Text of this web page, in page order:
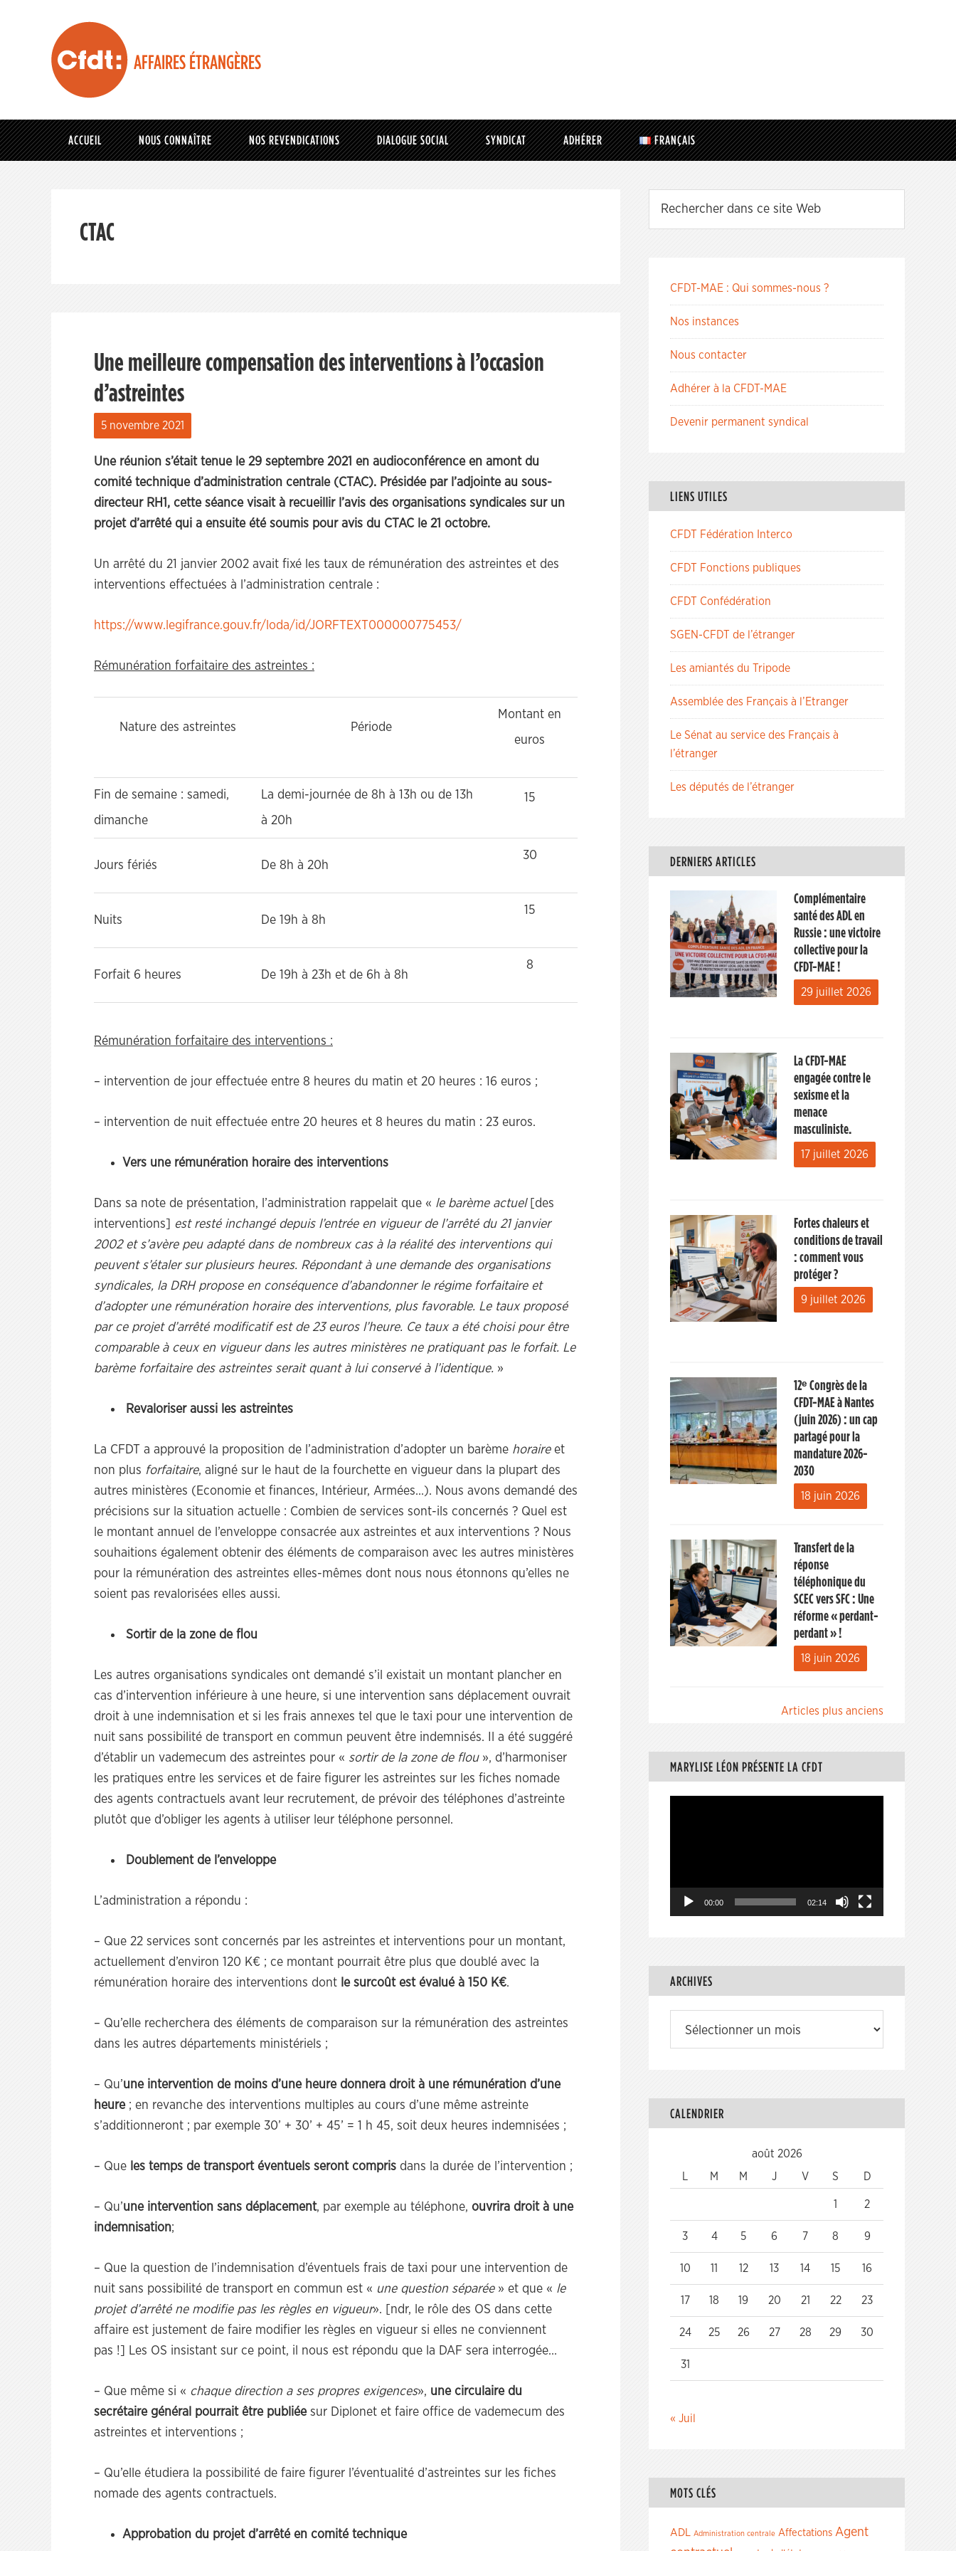
AFFAIRES ÉTRANGÈRES
ACCUEIL NOUS CONNAÎTRE NOS REVENDICATIONS DIALOGUE SOCIAL SYNDICAT ADHÉRER FRANÇAIS
CTAC
Une meilleure compensation des interventions à l’occasion
d’astreintes
5 novembre 2021
Une réunion s’était tenue le 29 septembre 2021 en audioconférence en amont du
comité technique d’administration centrale (CTAC). Présidée par l’adjointe au sous-
directeur RH1, cette séance visait à recueillir l’avis des organisations syndicales sur un
projet d’arrêté qui a ensuite été soumis pour avis du CTAC le 21 octobre.
Un arrêté du 21 janvier 2002 avait fixé les taux de rémunération des astreintes et des
interventions effectuées à l’administration centrale :
https://www.legifrance.gouv.fr/loda/id/JORFTEXT000000775453/
Rémunération forfaitaire des astreintes :
Nature des astreintes Période
Montant en
euros
Fin de semaine : samedi,
dimanche
La demi-journée de 8h à 13h ou de 13h
à 20h
15
Jours fériés De 8h à 20h
30
Nuits De 19h à 8h
15
Forfait 6 heures De 19h à 23h et de 6h à 8h
8
Rémunération forfaitaire des interventions :
– intervention de jour effectuée entre 8 heures du matin et 20 heures : 16 euros ;
– intervention de nuit effectuée entre 20 heures et 8 heures du matin : 23 euros.
Vers une rémunération horaire des interventions
Dans sa note de présentation, l’administration rappelait que « le barème actuel[des
interventions] est resté inchangé depuis l’entrée en vigueur de l’arrêté du 21 janvier
2002 et s’avère peu adapté dans de nombreux cas à la réalité des interventions qui
peuvent s’étaler sur plusieurs heures. Répondant à une demande des organisations
syndicales, la DRH propose en conséquence d’abandonner le régime forfaitaire et
d’adopter une rémunération horaire des interventions, plus favorable. Le taux proposé
par ce projet d’arrêté modificatif est de 23 euros l’heure. Ce taux a été choisi pour être
comparable à ceux en vigueur dans les autres ministères ne pratiquant pas le forfait. Le
barème forfaitaire des astreintes serait quant à lui conservé à l’identique. »
Revaloriser aussi les astreintes
La CFDT a approuvé la proposition de l’administration d’adopter un barème horaireet
non plus forfaitaire, aligné sur le haut de la fourchette en vigueur dans la plupart des
autres ministères (Economie et finances, Intérieur, Armées…). Nous avons demandé des
précisions sur la situation actuelle : Combien de services sont-ils concernés ? Quel est
le montant annuel de l’enveloppe consacrée aux astreintes et aux interventions ? Nous
souhaitions également obtenir des éléments de comparaison avec les autres ministères
pour la rémunération des astreintes elles-mêmes dont nous nous étonnons qu’elles ne
soient pas revalorisées elles aussi.
Sortir de la zone de flou
Les autres organisations syndicales ont demandé s’il existait un montant plancher en
cas d’intervention inférieure à une heure, si une intervention sans déplacement ouvrait
droit à une indemnisation et si les frais annexes tel que le taxi pour une intervention de
nuit sans possibilité de transport en commun peuvent être indemnisés. Il a été suggéré
d’établir un vademecum des astreintes pour « sortir de la zone de flou», d’harmoniser
les pratiques entre les services et de faire figurer les astreintes sur les fiches nomade
des agents contractuels avant leur recrutement, de prévoir des téléphones d’astreinte
plutôt que d’obliger les agents à utiliser leur téléphone personnel.
Doublement de l’enveloppe
L’administration a répondu :
– Que 22 services sont concernés par les astreintes et interventions pour un montant,
actuellement d’environ 120 K€ ; ce montant pourrait être plus que doublé avec la
rémunération horaire des interventions dont le surcoût est évalué à 150 K€.
– Qu’elle recherchera des éléments de comparaison sur la rémunération des astreintes
dans les autres départements ministériels ;
– Qu’une intervention de moins d’une heure donnera droit à une rémunération d’une
heure ; en revanche des interventions multiples au cours d’une même astreinte
s’additionneront ; par exemple 30’ + 30’ + 45’ = 1 h 45, soit deux heures indemnisées ;
– Que les temps de transport éventuels seront compris dans la durée de l’intervention ;
– Qu’une intervention sans déplacement, par exemple au téléphone, ouvrira droit à une
indemnisation;
– Que la question de l’indemnisation d’éventuels frais de taxi pour une intervention de
nuit sans possibilité de transport en commun est « une question séparée » et que « le
projet d’arrêté ne modifie pas les règles en vigueur». [ndr, le rôle des OS dans cette
affaire est justement de faire modifier les règles en vigueur si elles ne conviennent
pas !] Les OS insistant sur ce point, il nous est répondu que la DAF sera interrogée…
– Que même si « chaque direction a ses propres exigences», une circulaire du
secrétaire général pourrait être publiéesur Diplonet et faire office de vademecum des
astreintes et interventions ;
– Qu’elle étudiera la possibilité de faire figurer l’éventualité d’astreintes sur les fiches
nomade des agents contractuels.
Approbation du projet d’arrêté en comité technique
CFDT-MAE : Qui sommes-nous ?
Nos instances
Nous contacter
Adhérer à la CFDT-MAE
Devenir permanent syndical
LIENS UTILES
CFDT Fédération Interco
CFDT Fonctions publiques
CFDT Confédération
SGEN-CFDT de l’étranger
Les amiantés du Tripode
Assemblée des Français à l’Etranger
Le Sénat au service des Français à
l’étranger
Les députés de l’étranger
DERNIERS ARTICLES
Complémentaire
santé des ADL en
Russie : une victoire
collective pour la
CFDT-MAE !
29 juillet 2026
La CFDT-MAE
engagée contre le
sexisme et la
menace
masculiniste.
17 juillet 2026
Fortes chaleurs et
conditions de travail
: comment vous
protéger ?
9 juillet 2026
12ᵉ Congrès de la
CFDT-MAE à Nantes
(juin 2026) : un cap
partagé pour la
mandature 2026-
2030
18 juin 2026
Transfert de la
réponse
téléphonique du
SCEC vers SFC : Une
réforme « perdant-
perdant » !
18 juin 2026
articles
Articles plus anciens
MARYLISE LÉON PRÉSENTE LA CFDT
00:00 02:14
ARCHIVES
CALENDRIER
août 2026
M M J V S D
1 2
3 4 5 6 7 8 9
10 11 12 13 14 15 16
17 18 19 20 21 22 23
24 25 26 27 28 29 30
31
« Juil
MOTS CLÉS
ADL Administration centrale Affectations Agent